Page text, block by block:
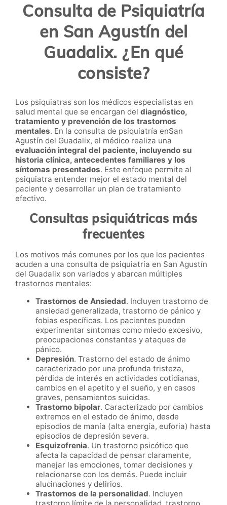
Consulta de Psiquiatría
en San Agustín del
Guadalix. ¿En qué
consiste?
Los psiquiatras son los médicos especialistas en
salud mental que se encargan del diagnóstico,
tratamiento y prevención de los trastornos
mentales. En la consulta de psiquiatría enSan
Agustín del Guadalix, el médico realiza una
evaluación integral del paciente, incluyendo su
historia clínica, antecedentes familiares y los
síntomas presentados. Este enfoque permite al
psiquiatra entender mejor el estado mental del
paciente y desarrollar un plan de tratamiento
efectivo.
Consultas psiquiátricas más
frecuentes
Los motivos más comunes por los que los pacientes
acuden a una consulta de psiquiatría en San Agustín
del Guadalix son variados y abarcan múltiples
trastornos mentales:
Trastornos de Ansiedad. Incluyen trastorno de
ansiedad generalizada, trastorno de pánico y
fobias específicas. Los pacientes pueden
experimentar síntomas como miedo excesivo,
preocupaciones constantes y ataques de
pánico.
Depresión. Trastorno del estado de ánimo
caracterizado por una profunda tristeza,
pérdida de interés en actividades cotidianas,
cambios en el apetito y el sueño, y en casos
graves, pensamientos suicidas.
Trastorno bipolar. Caracterizado por cambios
extremos en el estado de ánimo, desde
episodios de manía (alta energía, euforia) hasta
episodios de depresión severa.
Esquizofrenia. Un trastorno psicótico que
afecta la capacidad de pensar claramente,
manejar las emociones, tomar decisiones y
relacionarse con los demás. Puede incluir
alucinaciones y delirios.
Trastornos de la personalidad. Incluyen